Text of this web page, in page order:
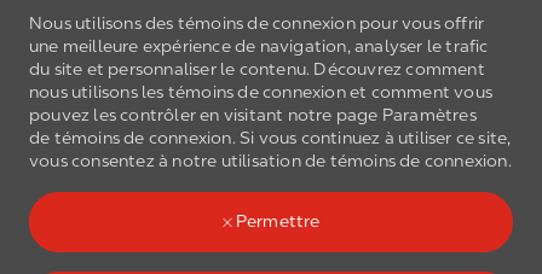
Nous utilisons des témoins de connexion pour vous offrir
une meilleure expérience de navigation, analyser le trafic
du site et personnaliser le contenu. Découvrez comment
nous utilisons les témoins de connexionet comment vous
pouvez les contrôler en visitant notre page Paramètres
de témoins de connexion. Si vous continuez à utiliser ce site,
vous consentez à notre utilisation de témoins de connexion.
Permettre
Skip to main content
(0)